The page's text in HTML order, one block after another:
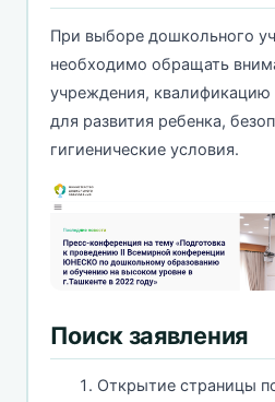
При выборе дошкольного
необходимо обращать
учреждения, квалификацию
для развития ребенка,
гигиенические условия.
Поиск заявления
Открытие страницы